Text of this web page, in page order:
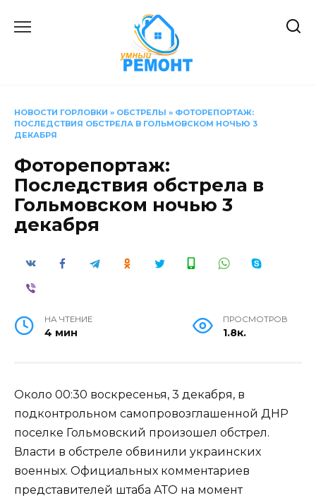
НОВОСТИ ГОРЛОВКИ » ОБСТРЕЛЫ » ФОТОРЕПОРТАЖ:
ПОСЛЕДСТВИЯ ОБСТРЕЛА В ГОЛЬМОВСКОМ НОЧЬЮ 3
ДЕКАБРЯ
Фоторепортаж:
Последствия обстрела в
Гольмовском ночью 3
декабря
НА ЧТЕНИЕ
4 мин
ПРОСМОТРОВ
1.8к.
Около 00:30 воскресенья, 3 декабря, в
подконтрольном самопровозглашенной ДНР
поселке Гольмовский произошел обстрел.
Власти в обстреле обвинили украинских
военных. Официальных комментариев
представителей штаба АТО на момент